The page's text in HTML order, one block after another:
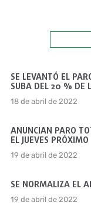
SE LEVANTÓ EL
SUBA DEL 20 % DE
18 de abril de 2022
ANUNCIAN PARO
EL JUEVES PRÓXIMO
19 de abril de 2022
SE NORMALIZA EL
19 de abril de 2022